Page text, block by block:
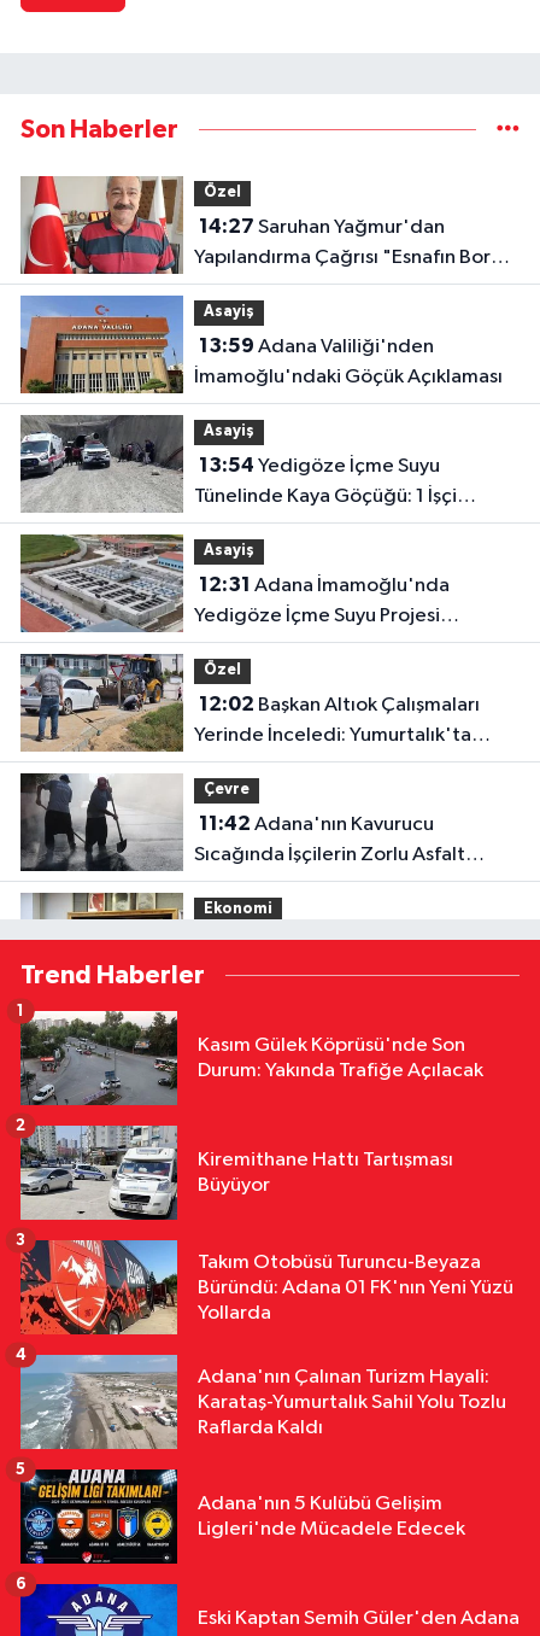
Son Haberler
Özel
14:27
Yapılandırma Çağrısı "Esnafın Borç
Yükü Hafifletilmeli"
Asayiş
13:59
İmamoğlu'ndaki Göçük Açıklaması
Asayiş
13:54
Tünelinde Kaya Göçüğü: 1 İşçi
Hayatını Kaybetti, 1 İşçi Yaralandı
Asayiş
12:31
Yedigöze İçme Suyu Projesi
Şantiyesinde Göçük: İşçileri Toprak
Altında Kaldı!
Özel
12:02
Yerinde İnceledi: Yumurtalık'ta
Altyapı ve Ulaşım Seferberliği
Çevre
11:42
Sıcağında İşçilerin Zorlu Asfalt
Mesaisi Sürüyor
Ekonomi
11:37Doç. Dr. Ergül Halisçelik: Kamu
Maliyesi Karmaşık ve Zor İzlenebilir
11:30 ATÜ'de "Sunar Gastronomi
11:27Adana'da Bereketli Geçecek
Çevre
11:22ABB'den Kadeş Barış
Trend Haberler
Kasım Gülek Köprüsü'nde Son
Durum: Yakında Trafiğe Açılacak
1
Kiremithane Hattı Tartışması
Büyüyor
2
Takım Otobüsü Turuncu-Beyaza
Büründü: Adana 01 FK'nın Yeni Yüzü
Yollarda
3
Adana'nın Çalınan Turizm Hayali:
Karataş-Yumurtalık Sahil Yolu Tozlu
Raflarda Kaldı
4
Adana'nın 5 Kulübü Gelişim
Ligleri'nde Mücadele Edecek
5
Eski Kaptan Semih Güler'den Adana
6